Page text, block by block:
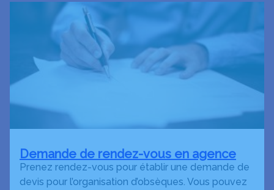
Demande de rendez-vous en agence
Prenez rendez-vous pour établir une demande de
devis pour l’organisation d’obsèques. Vous pouvez